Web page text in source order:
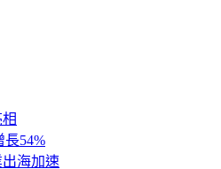
54%
海加速